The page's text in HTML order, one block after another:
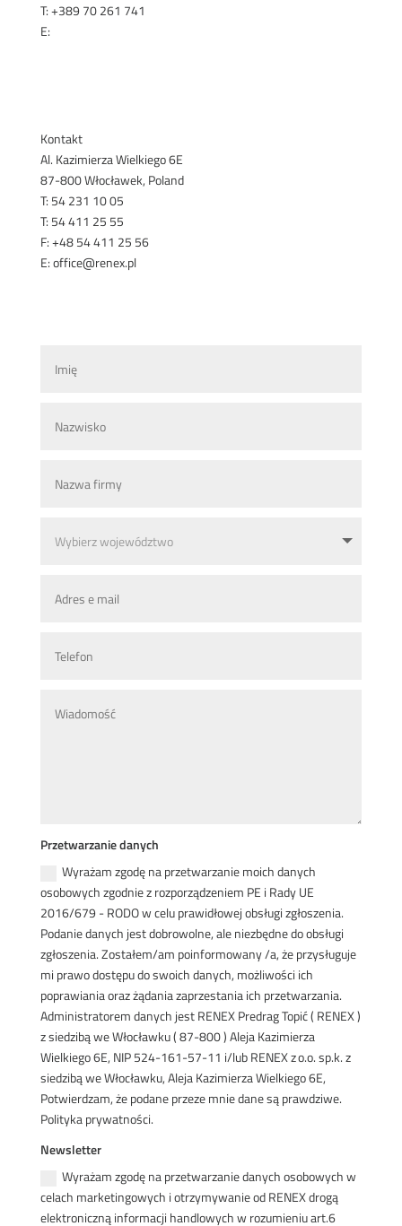
T:+389 70 261 741
E:
Kontakt
Al. Kazimierza Wielkiego 6E
87-800 Włocławek, Poland
T: 54 231 10 05
T: 54 411 25 55
F: +48 54 411 25 56
E: office@renex.pl
Przetwarzanie danych
Wyrażam zgodę na przetwarzanie moich danych
osobowych zgodnie z rozporządzeniem PE i Rady UE
2016/679 - RODO w celu prawidłowej obsługi zgłoszenia.
Podanie danych jest dobrowolne, ale niezbędne do obsługi
zgłoszenia. Zostałem/am poinformowany /a, że przysługuje
mi prawo dostępu do swoich danych, możliwości ich
poprawiania oraz żądania zaprzestania ich przetwarzania.
Administratorem danych jest RENEX Predrag Topić ( RENEX )
z siedzibą we Włocławku ( 87-800 ) Aleja Kazimierza
Wielkiego 6E, NIP 524-161-57-11 i/lub RENEX z o.o. sp.k. z
siedzibą we Włocławku, Aleja Kazimierza Wielkiego 6E,
Potwierdzam, że podane przeze mnie dane są prawdziwe.
Polityka prywatności.
Newsletter
Wyrażam zgodę na przetwarzanie danych osobowych w
celach marketingowych i otrzymywanie od RENEX drogą
elektroniczną informacji handlowych w rozumieniu art.6